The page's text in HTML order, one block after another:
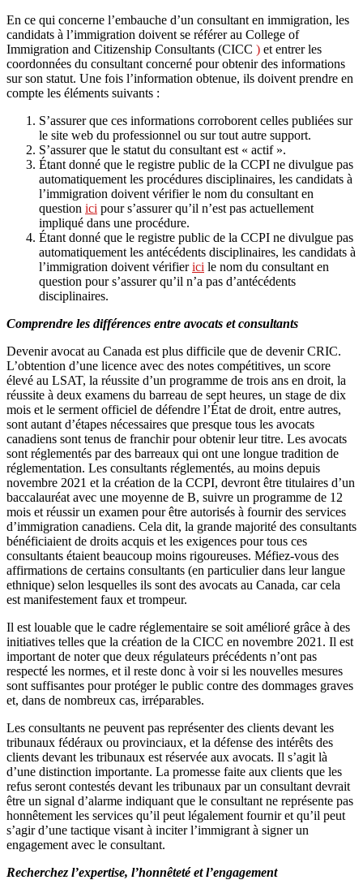
En ce qui concerne l’embauche d’un consultant en immigration, les
candidats à l’immigration doivent se référer au College of
Immigration and Citizenship Consultants (CICC ) et entrer les
coordonnées du consultant concerné pour obtenir des informations
sur son statut. Une fois l’information obtenue, ils doivent prendre en
compte les éléments suivants :
S’assurer que ces informations corroborent celles publiées sur
le site web du professionnel ou sur tout autre support.
S’assurer que le statut du consultant est « actif ».
Étant donné que le registre public de la CCPI ne divulgue pas
automatiquement les procédures disciplinaires, les candidats à
l’immigration doivent vérifier le nom du consultant en
question ici pour s’assurer qu’il n’est pas actuellement
impliqué dans une procédure.
Étant donné que le registre public de la CCPI ne divulgue pas
automatiquement les antécédents disciplinaires, les candidats à
l’immigration doivent vérifierici le nom du consultant en
question pour s’assurer qu’il n’a pas d’antécédents
disciplinaires.
Comprendre les différences entre avocats et consultants
Devenir avocat au Canada est plus difficile que de devenir CRIC.
L’obtention d’une licence avec des notes compétitives, un score
élevé au LSAT, la réussite d’un programme de trois ans en droit, la
réussite à deux examens du barreau de sept heures, un stage de dix
mois et le serment officiel de défendre l’État de droit, entre autres,
sont autant d’étapes nécessaires que presque tous les avocats
canadiens sont tenus de franchir pour obtenir leur titre. Les avocats
sont réglementés par des barreaux qui ont une longue tradition de
réglementation. Les consultants réglementés, au moins depuis
novembre 2021 et la création de la CCPI, devront être titulaires d’un
baccalauréat avec une moyenne de B, suivre un programme de 12
mois et réussir un examen pour être autorisés à fournir des services
d’immigration canadiens. Cela dit, la grande majorité des consultants
bénéficiaient de droits acquis et les exigences pour tous ces
consultants étaient beaucoup moins rigoureuses. Méfiez-vous des
affirmations de certains consultants (en particulier dans leur langue
ethnique) selon lesquelles ils sont des avocats au Canada, car cela
est manifestement faux et trompeur.
Il est louable que le cadre réglementaire se soit amélioré grâce à des
initiatives telles que la création de la CICC en novembre 2021. Il est
important de noter que deux régulateurs précédents n’ont pas
respecté les normes, et il reste donc à voir si les nouvelles mesures
sont suffisantes pour protéger le public contre des dommages graves
et, dans de nombreux cas, irréparables.
Les consultants ne peuvent pas représenter des clients devant les
tribunaux fédéraux ou provinciaux, et la défense des intérêts des
clients devant les tribunaux est réservée aux avocats. Il s’agit là
d’une distinction importante. La promesse faite aux clients que les
refus seront contestés devant les tribunaux par un consultant devrait
être un signal d’alarme indiquant que le consultant ne représente pas
honnêtement les services qu’il peut légalement fournir et qu’il peut
s’agir d’une tactique visant à inciter l’immigrant à signer un
engagement avec le consultant.
Recherchez l’expertise, l’honnêteté et l’engagement